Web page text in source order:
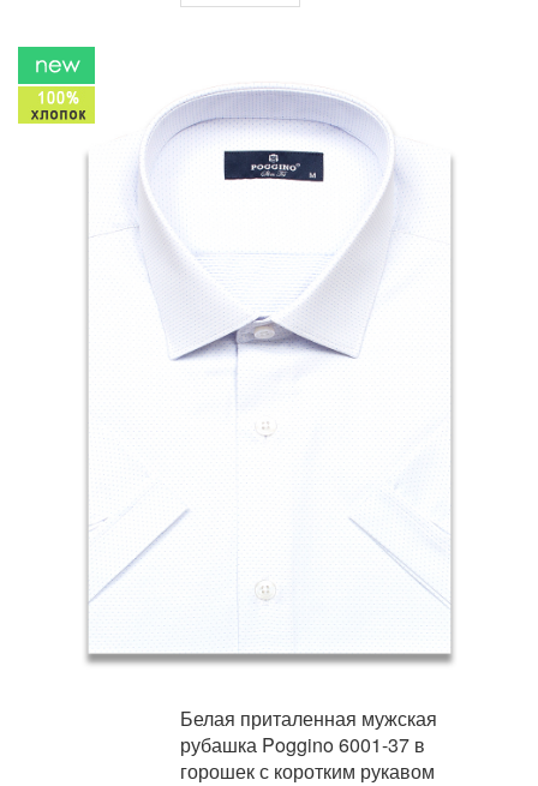
Белая приталенная мужская
рубашка Poggino 6001-37 в
горошек с коротким рукавом